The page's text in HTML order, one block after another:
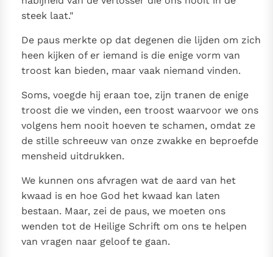
steek laat."
De paus merkte op dat degenen die lijden om zich
heen kijken of er iemand is die enige vorm van
troost kan bieden, maar vaak niemand vinden.
Soms, voegde hij eraan toe, zijn tranen de enige
troost die we vinden, een troost waarvoor we ons
volgens hem nooit hoeven te schamen, omdat ze
de stille schreeuw van onze zwakke en beproefde
mensheid uitdrukken.
We kunnen ons afvragen wat de aard van het
kwaad is en hoe God het kwaad kan laten
bestaan. Maar, zei de paus, we moeten ons
wenden tot de Heilige Schrift om ons te helpen
van vragen naar geloof te gaan.